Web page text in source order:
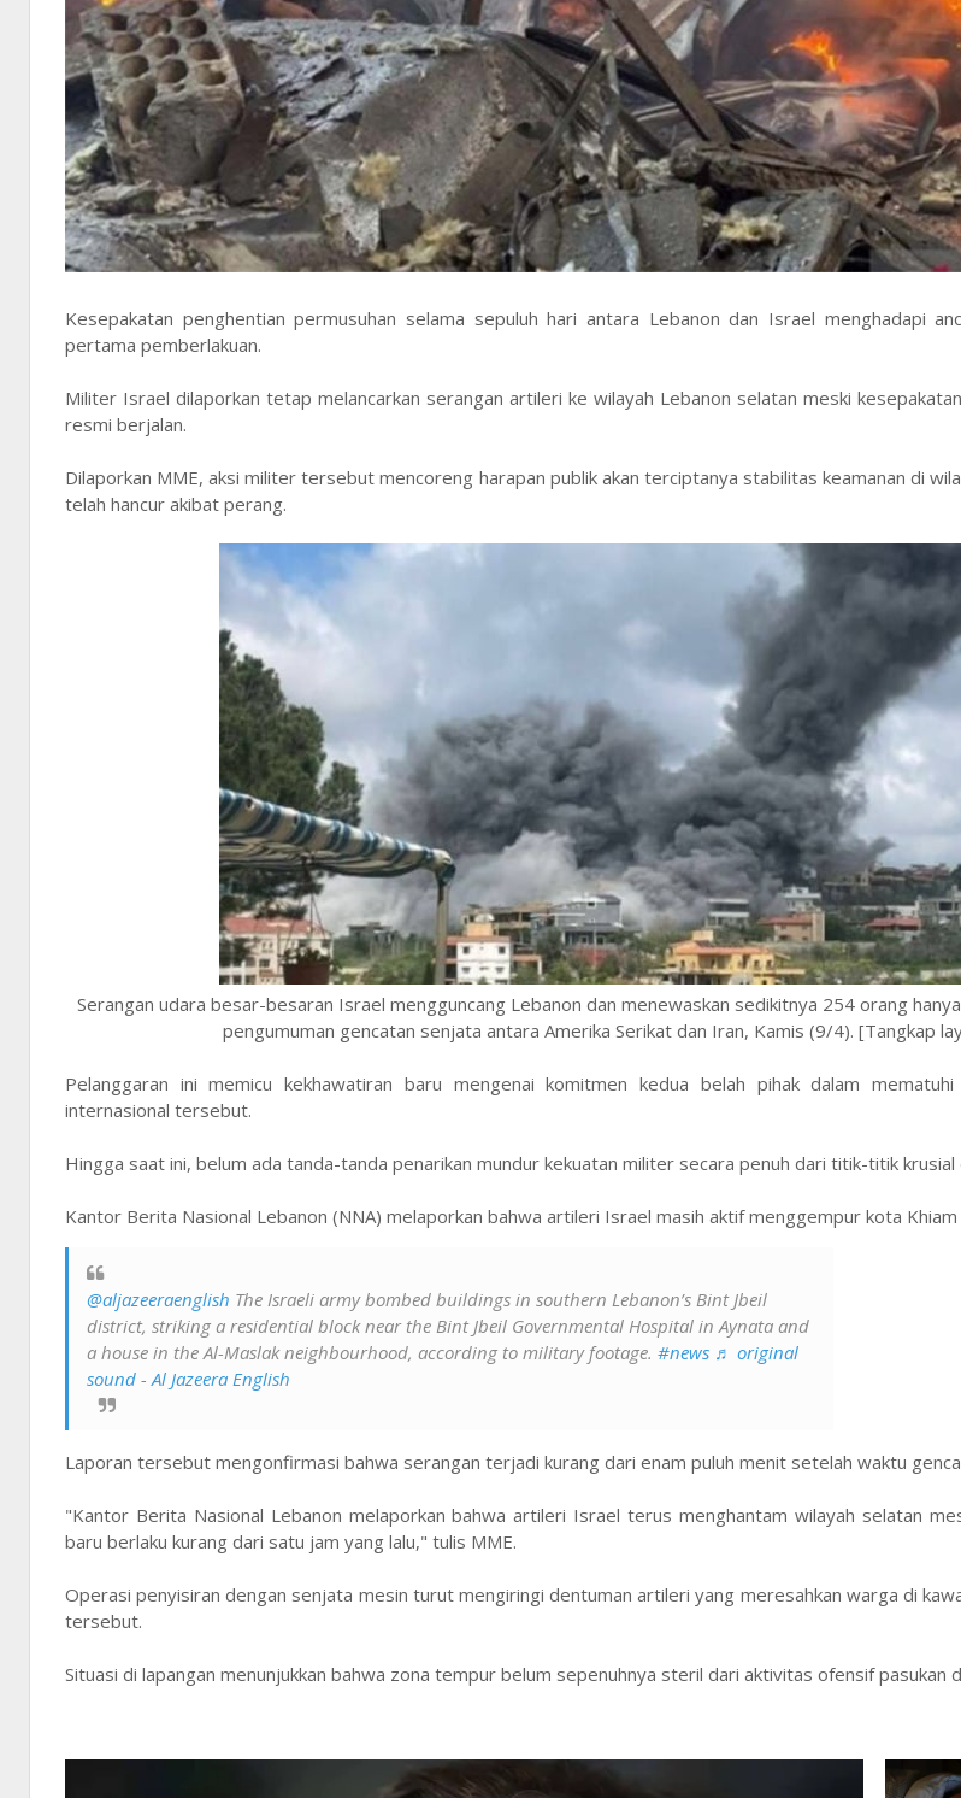
Kesepakatan penghentian permusuhan selama sepuluh hari antara Lebanon dan Israel menghadapi
pertama pemberlakuan.
Militer Israel dilaporkan tetap melancarkan serangan artileri ke wilayah Lebanon selatan meski
resmi berjalan.
Dilaporkan MME, aksi militer tersebut mencoreng harapan publik akan terciptanya stabilitas keamanan di
telah hancur akibat perang.
Serangan udara besar-besaran Israel mengguncang Lebanon dan menewaskan sedikitnya 254 orang
pengumuman gencatan senjata antara Amerika Serikat dan Iran, Kamis (9/4). [Tangkap
Pelanggaran ini memicu kekhawatiran baru mengenai komitmen kedua belah pihak dalam mematuhi
internasional tersebut.
Hingga saat ini, belum ada tanda-tanda penarikan mundur kekuatan militer secara penuh dari titik-titik
Kantor Berita Nasional Lebanon (NNA) melaporkan bahwa artileri Israel masih aktif menggempur kota Khiam
@aljazeeraenglish The Israeli army bombed buildings in southern Lebanon’s Bint Jbeil
district, striking a residential block near the Bint Jbeil Governmental Hospital in Aynata and
a house in the Al-Maslak neighbourhood, according to military footage. #news ♬ original
sound - Al Jazeera English
Laporan tersebut mengonfirmasi bahwa serangan terjadi kurang dari enam puluh menit setelah waktu
"Kantor Berita Nasional Lebanon melaporkan bahwa artileri Israel terus menghantam wilayah selatan
baru berlaku kurang dari satu jam yang lalu," tulis MME.
Operasi penyisiran dengan senjata mesin turut mengiringi dentuman artileri yang meresahkan warga di
tersebut.
Situasi di lapangan menunjukkan bahwa zona tempur belum sepenuhnya steril dari aktivitas ofensif pasukan